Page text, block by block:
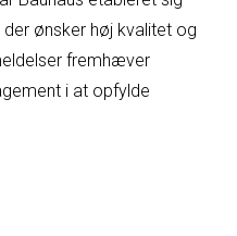
ønsker høj kvalitet og
fremhæver
i at opfylde